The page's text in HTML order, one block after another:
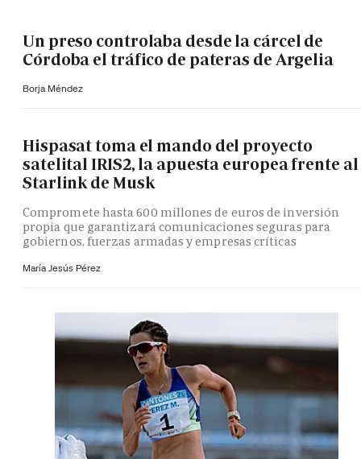
Un preso controlaba desde la cárcel de
Córdoba el tráfico de pateras de Argelia
Borja Méndez
Hispasat toma el mando del proyecto
satelital IRIS2, la apuesta europea frente al
Starlink de Musk
Compromete hasta 600 millones de euros de inversión
propia que garantizará comunicaciones seguras para
gobiernos, fuerzas armadas y empresas críticas
María Jesús Pérez